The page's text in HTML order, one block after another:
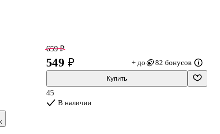
659 ₽
549 ₽ + до 82 бонусов
Купить
45
В наличии